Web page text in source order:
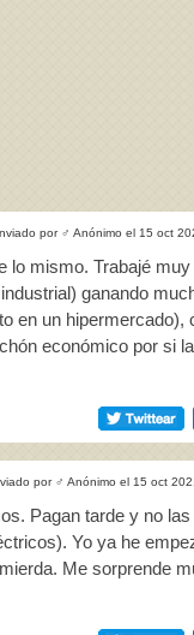
por ♂ Anónimo el 15 oct
lo mismo. Trabajé
ganando
en un hipermercado),
económico por si
por ♂ Anónimo el 15 oct
Pagan tarde y no las
Yo ya he
Me sorprende